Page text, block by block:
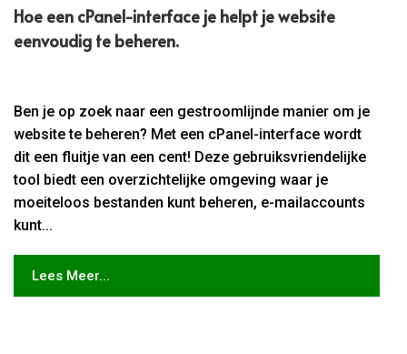
Hoe een cPanel-interface je helpt je website
eenvoudig te beheren.​
Ben je op zoek naar een gestroomlijnde manier om je
website te beheren? Met een cPanel-interface wordt
dit een fluitje van een cent! Deze gebruiksvriendelijke
tool biedt een overzichtelijke omgeving waar je
moeiteloos bestanden kunt beheren, e-mailaccounts
kunt...
Lees Meer...